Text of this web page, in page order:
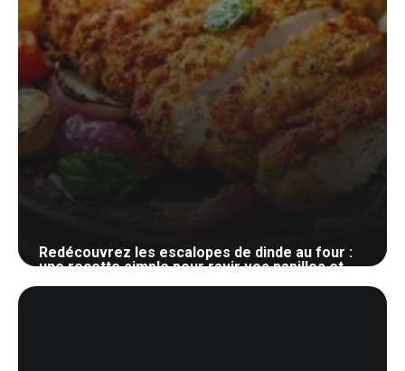
Redécouvrez les escalopes de dinde au four :
une recette simple pour ravir vos papilles et